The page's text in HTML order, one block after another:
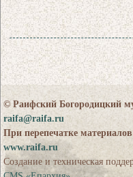
© Раифский Богородицкий
raifa@raifa.ru
При перепечатке
www.raifa.ru
Создание и техническая